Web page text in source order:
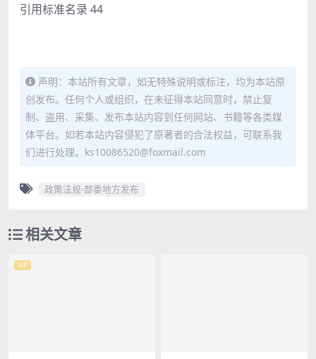
引用标准名录 44
声明：本站所有文章，如无特殊说明或标注，均为本站原
创发布。任何个人或组织，在未征得本站同意时，禁止复
制、盗用、采集、发布本站内容到任何网站、书籍等各类媒
体平台。如若本站内容侵犯了原著者的合法权益，可联系我
们进行处理。ks10086520@foxmail.com
政策法规-部委地方发布
相关文章
VIP